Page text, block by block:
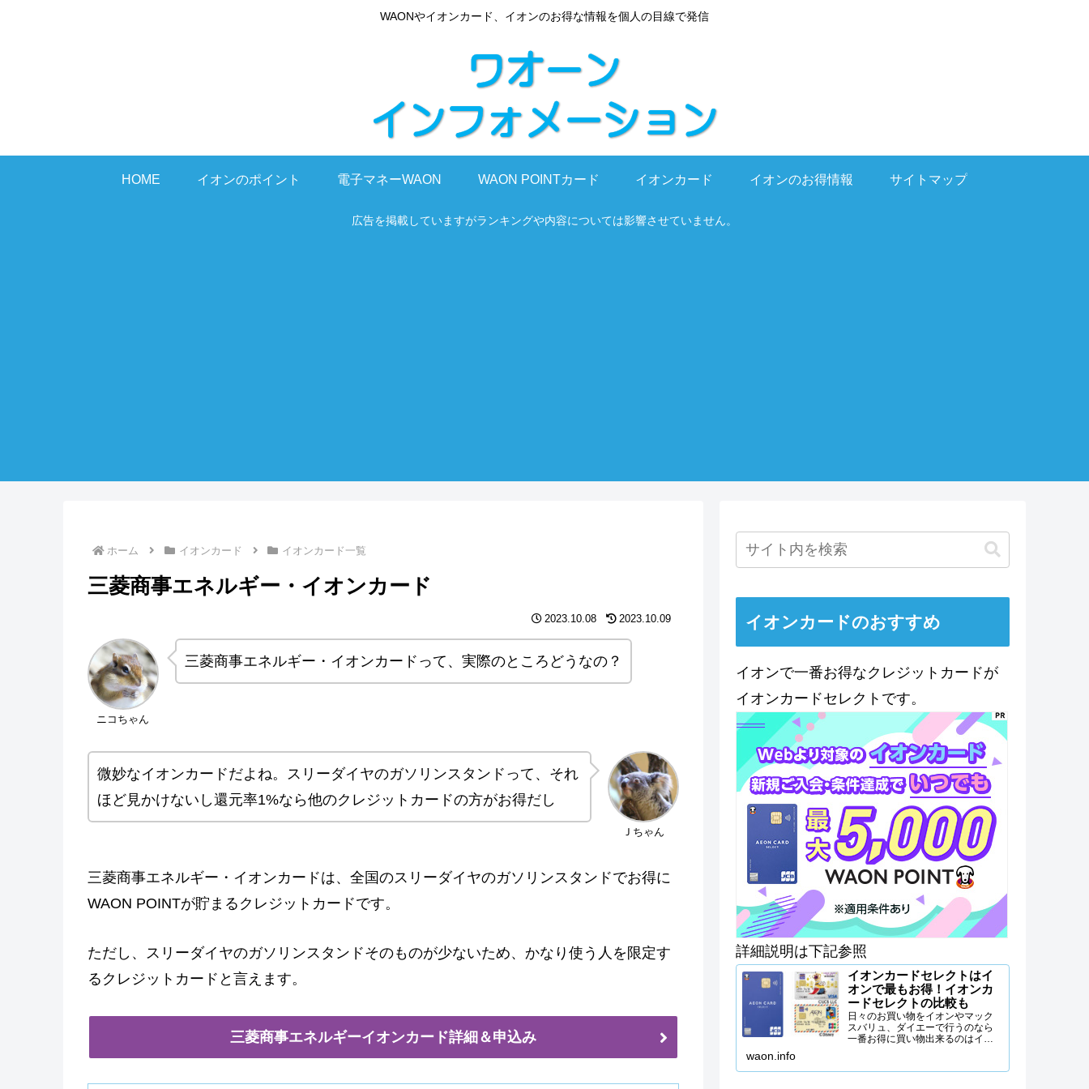
WAONやイオンカード、イオンのお得な情報を個人の目線で発信
HOME イオンのポイント 電子マネーWAON WAON POINTカード イオンカード イオンのお得情報 サイトマップ
広告を掲載していますがランキングや内容については影響させていません。
ホーム イオンカード イオンカード一覧
三菱商事エネルギー・イオンカード
2023.10.08 2023.10.09
ニコちゃん
三菱商事エネルギー・イオンカードって、実際のところどうなの？
Ｊちゃん
微妙なイオンカードだよね。スリーダイヤのガソリンスタンドって、それ
ほど見かけないし還元率1%なら他のクレジットカードの方がお得だし
三菱商事エネルギー・イオンカードは、全国のスリーダイヤのガソリンスタンドでお得に
WAON POINTが貯まるクレジットカードです。
ただし、スリーダイヤのガソリンスタンドそのものが少ないため、かなり使う人を限定す
るクレジットカードと言えます。
三菱商事エネルギーイオンカード詳細＆申込み
イオンカードのおすすめ
イオンで一番お得なクレジットカードが
イオンカードセレクトです。
詳細説明は下記参照
イオンカードセレクトはイ
オンで最もお得！イオンカ
ードセレクトの比較も
日々のお買い物をイオンやマック
スバリュ、ダイエーで行うのなら
一番お得に買い物出来るのはイオ
から、イオンカードセレクトがな
waon.info